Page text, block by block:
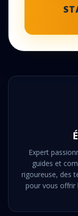
Expert
guides et
rigoureuse, des
pour vous offrir